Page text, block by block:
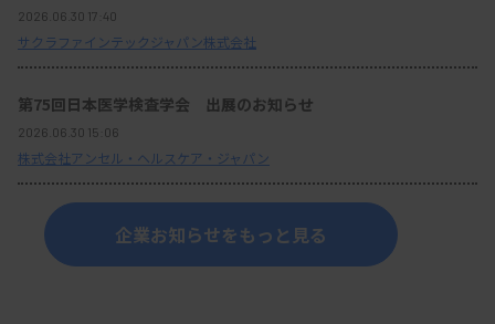
2026.06.30 17:40
サクラファインテックジャパン株式会社
第75回日本医学検査学会 出展のお知らせ
2026.06.30 15:06
株式会社アンセル・ヘルスケア・ジャパン
企業お知らせをもっと見る